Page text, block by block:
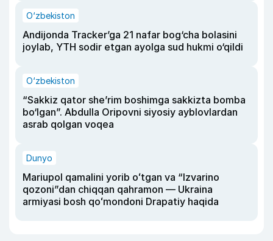
O‘zbekiston
Andijonda Tracker’ga 21 nafar bog‘cha bolasini
joylab, YTH sodir etgan ayolga sud hukmi o‘qildi
O‘zbekiston
“Sakkiz qator she’rim boshimga sakkizta bomba
bo‘lgan”. Abdulla Oripovni siyosiy ayblovlardan
asrab qolgan voqea
Dunyo
Mariupol qamalini yorib oʻtgan va “Izvarino
qozoni”dan chiqqan qahramon — Ukraina
armiyasi bosh qoʻmondoni Drapatiy haqida